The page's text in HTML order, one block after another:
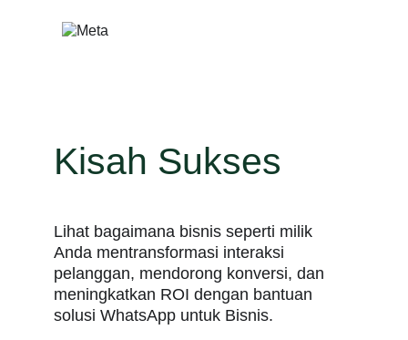
Kisah Sukses
Lihat bagaimana bisnis seperti milik
Anda mentransformasi interaksi
pelanggan, mendorong konversi, dan
meningkatkan ROI dengan bantuan
solusi WhatsApp untuk Bisnis.